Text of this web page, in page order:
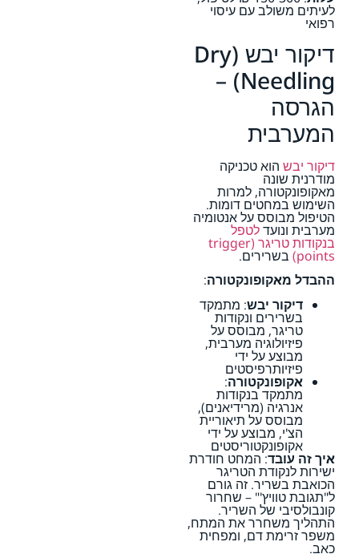
לעיתים משולב עם עיסוי
רפואי
דיקור יבש (Dry
Needling) –
הגרסה
המערבית
דיקור יבש הוא טכניקה
מודרנית שונה
מאקופונקטורה, למרות
השימוש במחטים דומות.
הטיפול מבוסס על אנטומיה
מערבית ונועדלטפל
בנקודות טריגר (trigger
points) בשרירים.
ההבדל מאקופונקטורה:
דיקור יבש: מתמקד
בשרירים ונקודות
טריגר, מבוסס על
פיזיולוגיה מערבית,
מבוצע על ידי
פיזיותרפיסטים
אקופונקטורה:
מתמקד בנקודות
אנרגיה (מרידיאנים),
מבוסס על תיאוריית
הצ'י, מבוצע על ידי
אקופונקטוריסטים
איך זה עובד: המחט חודרת
ישירות לנקודת הטריגר
הכואבת בשריר. זה גורם
ל"תגובת טוויץ'" – שחרור
קונבולסיבי של השריר.
התהליך משחרר את המתח,
משפר זרימת דם, ומפחית
כאב.